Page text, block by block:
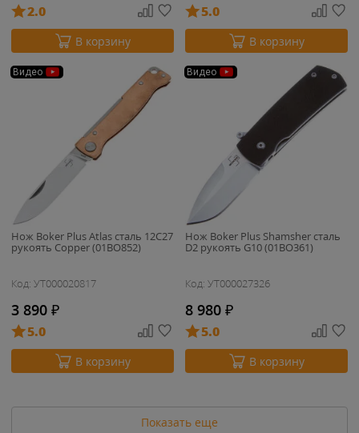
2.0
В корзину
5.0
В корзину
Видео
Нож Boker Plus Atlas сталь 12С27
рукоять Copper (01BO852)
Код: УТ000020817
3 890 ₽
5.0
В корзину
Видео
Нож Boker Plus Shamsher сталь
D2 рукоять G10 (01BO361)
Код: УТ000027326
8 980 ₽
5.0
В корзину
Показать еще